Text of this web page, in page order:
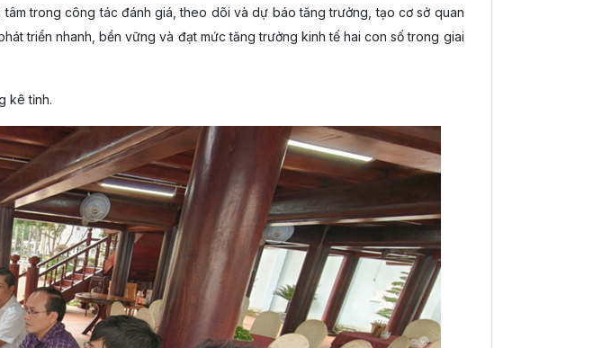
trong công tác đánh giá, theo dõi và dự báo tăng trưởng, tạo cơ sở quan
triển nhanh, bền vững và đạt mức tăng trưởng kinh tế hai con số trong giai
kê tỉnh.